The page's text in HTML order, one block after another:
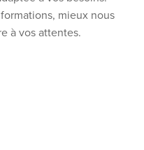
mieux nous
à vos attentes.